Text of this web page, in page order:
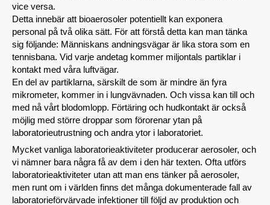
vice versa.
Detta innebär att bioaerosoler potentiellt kan exponera
personal på två olika sätt. För att förstå detta kan man tänka
sig följande: Människans andningsvägar är lika stora som en
tennisbana. Vid varje andetag kommer miljontals partiklar i
kontakt med våra luftvägar.
En del av partiklarna, särskilt de som är mindre än fyra
mikrometer, kommer in i lungvävnaden. Och vissa kan till och
med nå vårt blodomlopp. Förtäring och hudkontakt är också
möjlig med större droppar som förorenar ytan på
laboratorieutrustning och andra ytor i laboratoriet.
Mycket vanliga laboratorieaktiviteter producerar aerosoler, och
vi nämner bara några få av dem i den här texten. Ofta utförs
laboratorieaktiviteter utan att man ens tänker på aerosoler,
men runt om i världen finns det många dokumenterade fall av
laboratorieförvärvade infektioner till följd av produktion och